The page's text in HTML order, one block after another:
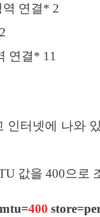
연결* 2
결* 11
터넷에 나와
값을 400으로
400